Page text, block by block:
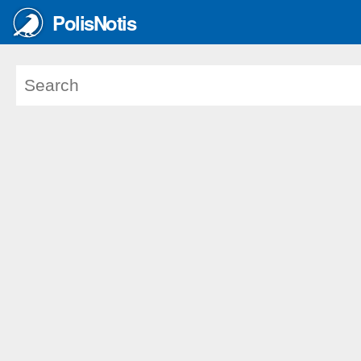
PolisNotis